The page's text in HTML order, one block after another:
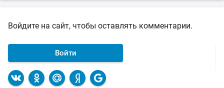
Войдите на сайт, чтобы оставлять комментарии.
Войти